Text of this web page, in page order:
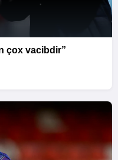
çox vacibdir”